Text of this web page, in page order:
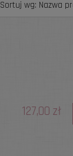
Sortuj wg: Nazwa
127,00 zł